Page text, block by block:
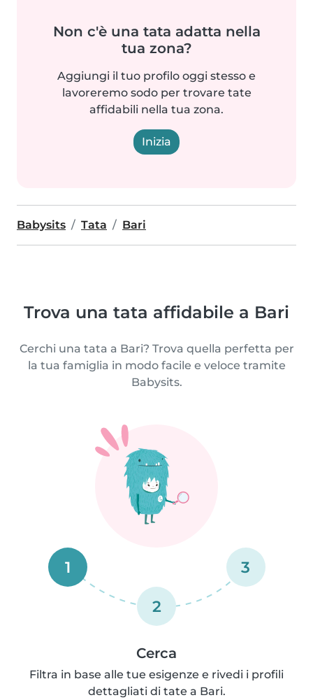
Non c'è una tata adatta nella
tua zona?
Aggiungi il tuo profilo oggi stesso e
lavoreremo sodo per trovare tate
affidabili nella tua zona.
Inizia
Babysits Tata Bari
Trova una tata affidabile a Bari
Cerchi una tata a Bari? Trova quella perfetta per
la tua famiglia in modo facile e veloce tramite
Babysits.
1
2
3
Cerca
Filtra in base alle tue esigenze e rivedi i profili
dettagliati di tate a Bari.